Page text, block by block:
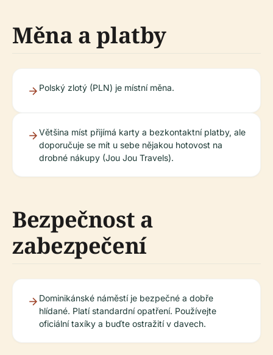
Měna a platby
Polský zlotý (PLN) je místní měna.
Většina míst přijímá karty a bezkontaktní platby, ale
doporučuje se mít u sebe nějakou hotovost na
drobné nákupy (Jou Jou Travels).
Bezpečnost a
zabezpečení
Dominikánské náměstí je bezpečné a dobře
hlídané. Platí standardní opatření. Používejte
oficiální taxíky a buďte ostražití v davech.